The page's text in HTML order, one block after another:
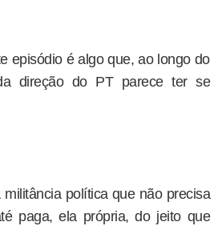
episódio é algo que, ao longo do
direção do PT parece ter se
política que não precisa
paga, ela própria, do jeito que